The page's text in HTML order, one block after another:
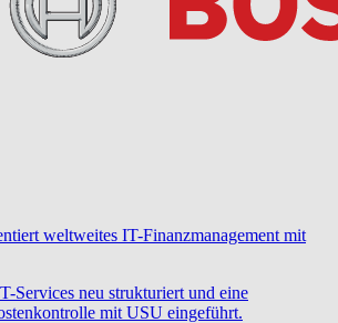
weltweites IT-Finanzmanagement mit
Services neu strukturiert und eine
mit USU eingeführt.